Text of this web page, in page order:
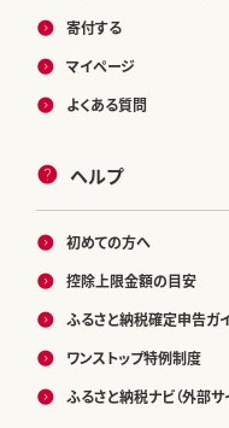
寄付する
マイページ
よくある質問
ヘルプ
初めての方へ
控除上限金額の目安
ふるさと納税確定申告ガ
ワンストップ特例制度
ふるさと納税ナビ（外部サ